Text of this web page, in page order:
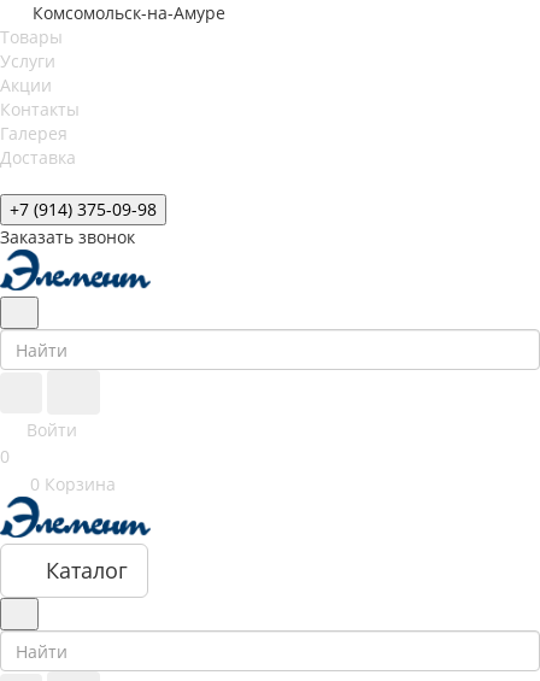
Комсомольск-на-Амуре
Товары
Услуги
Акции
Контакты
Галерея
Доставка
+7 (914) 375-09-98
Заказать звонок
Войти
0
0 Корзина
Каталог